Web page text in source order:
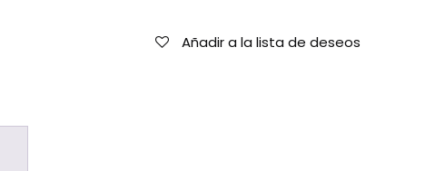
Añadir a la lista de deseos